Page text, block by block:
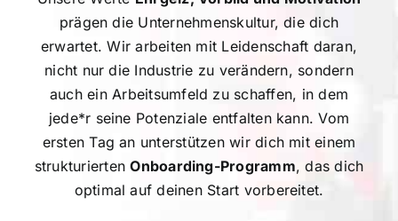
prägen die Unternehmenskultur, die dich
erwartet. Wir arbeiten mit Leidenschaft daran,
nicht nur die Industrie zu verändern, sondern
auch ein Arbeitsumfeld zu schaffen, in dem
jede*r seine Potenziale entfalten kann. Vom
ersten Tag an unterstützen wir dich mit einem
strukturiertenOnboarding-Programm, das dich
optimal auf deinen Start vorbereitet.